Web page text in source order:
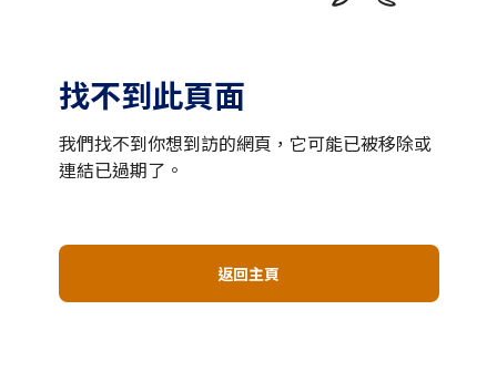
找不到此頁面
我們找不到你想到訪的網頁，它可能已被移除或
連結已過期了。
返回主頁